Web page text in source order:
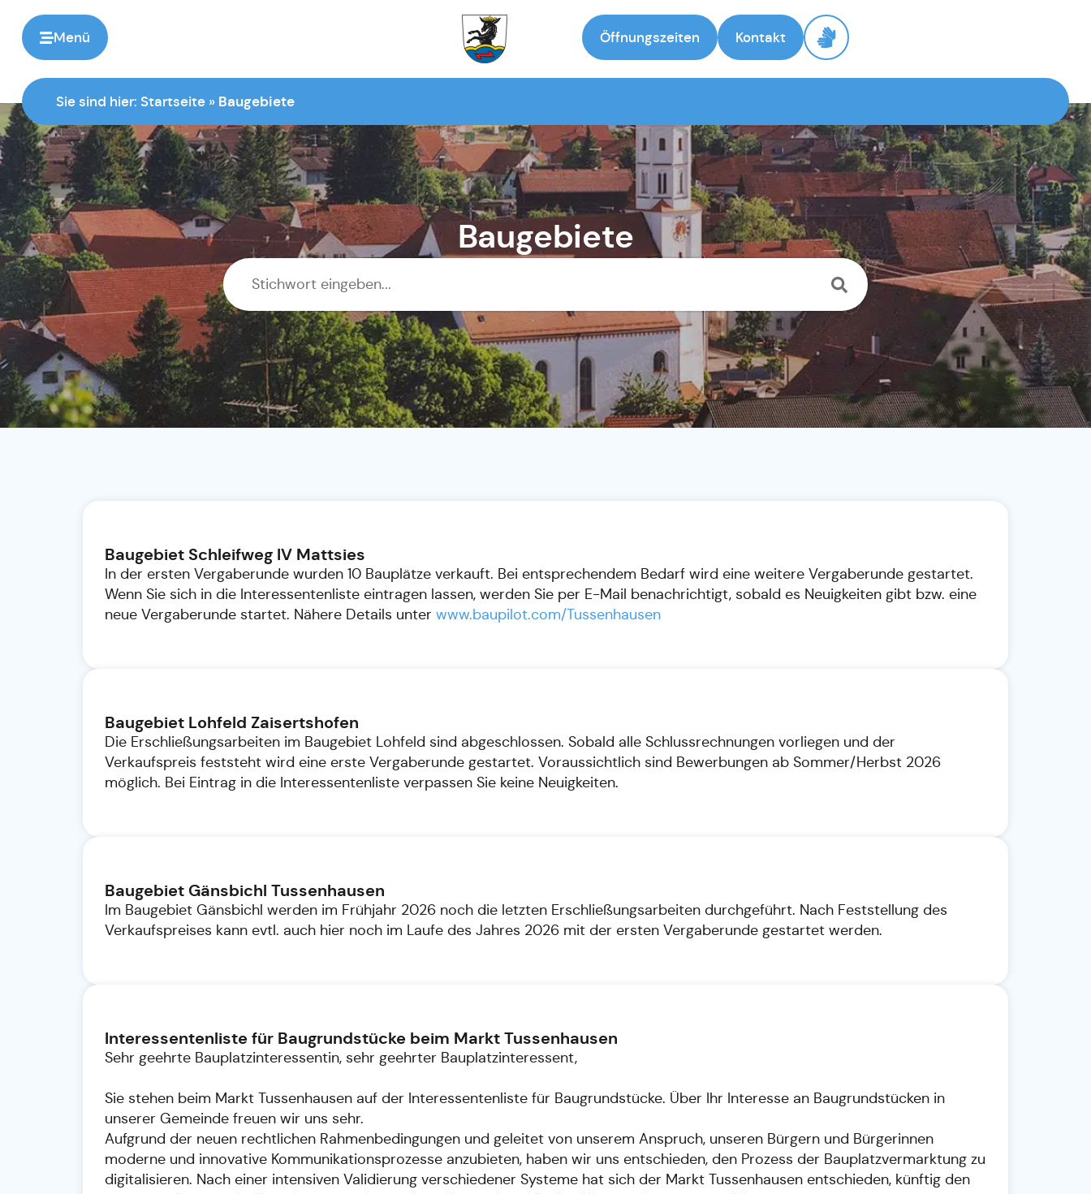
springen
Menü
Zur Startseite
Öffnungszeiten Kontakt
Sie sind hier: Startseite » Baugebiete
Baugebiete
Baugebiet Schleifweg IV Mattsies
In der ersten Vergaberunde wurden 10 Bauplätze verkauft. Bei entsprechendem Bedarf wird eine weitere Vergaberunde gestartet.
Wenn Sie sich in die Interessentenliste eintragen lassen, werden Sie per E-Mail benachrichtigt, sobald es Neuigkeiten gibt bzw. eine
neue Vergaberunde startet. Nähere Details unter www.baupilot.com/Tussenhausen
Baugebiet Lohfeld Zaisertshofen
Die Erschließungsarbeiten im Baugebiet Lohfeld sind abgeschlossen. Sobald alle Schlussrechnungen vorliegen und der
Verkaufspreis feststeht wird eine erste Vergaberunde gestartet. Voraussichtlich sind Bewerbungen ab Sommer/Herbst 2026
möglich. Bei Eintrag in die Interessentenliste verpassen Sie keine Neuigkeiten.
Baugebiet Gänsbichl Tussenhausen
Im Baugebiet Gänsbichl werden im Frühjahr 2026 noch die letzten Erschließungsarbeiten durchgeführt. Nach Feststellung des
Verkaufspreises kann evtl. auch hier noch im Laufe des Jahres 2026 mit der ersten Vergaberunde gestartet werden.
Interessentenliste für Baugrundstücke beim Markt Tussenhausen
Sehr geehrte Bauplatzinteressentin, sehr geehrter Bauplatzinteressent,
Sie stehen beim Markt Tussenhausen auf der Interessentenliste für Baugrundstücke. Über Ihr Interesse an Baugrundstücken in
unserer Gemeinde freuen wir uns sehr.
Aufgrund der neuen rechtlichen Rahmenbedingungen und geleitet von unserem Anspruch, unseren Bürgern und Bürgerinnen
moderne und innovative Kommunikationsprozesse anzubieten, haben wir uns entschieden, den Prozess der Bauplatzvermarktung zu
digitalisieren. Nach einer intensiven Validierung verschiedener Systeme hat sich der Markt Tussenhausen entschieden, künftig den